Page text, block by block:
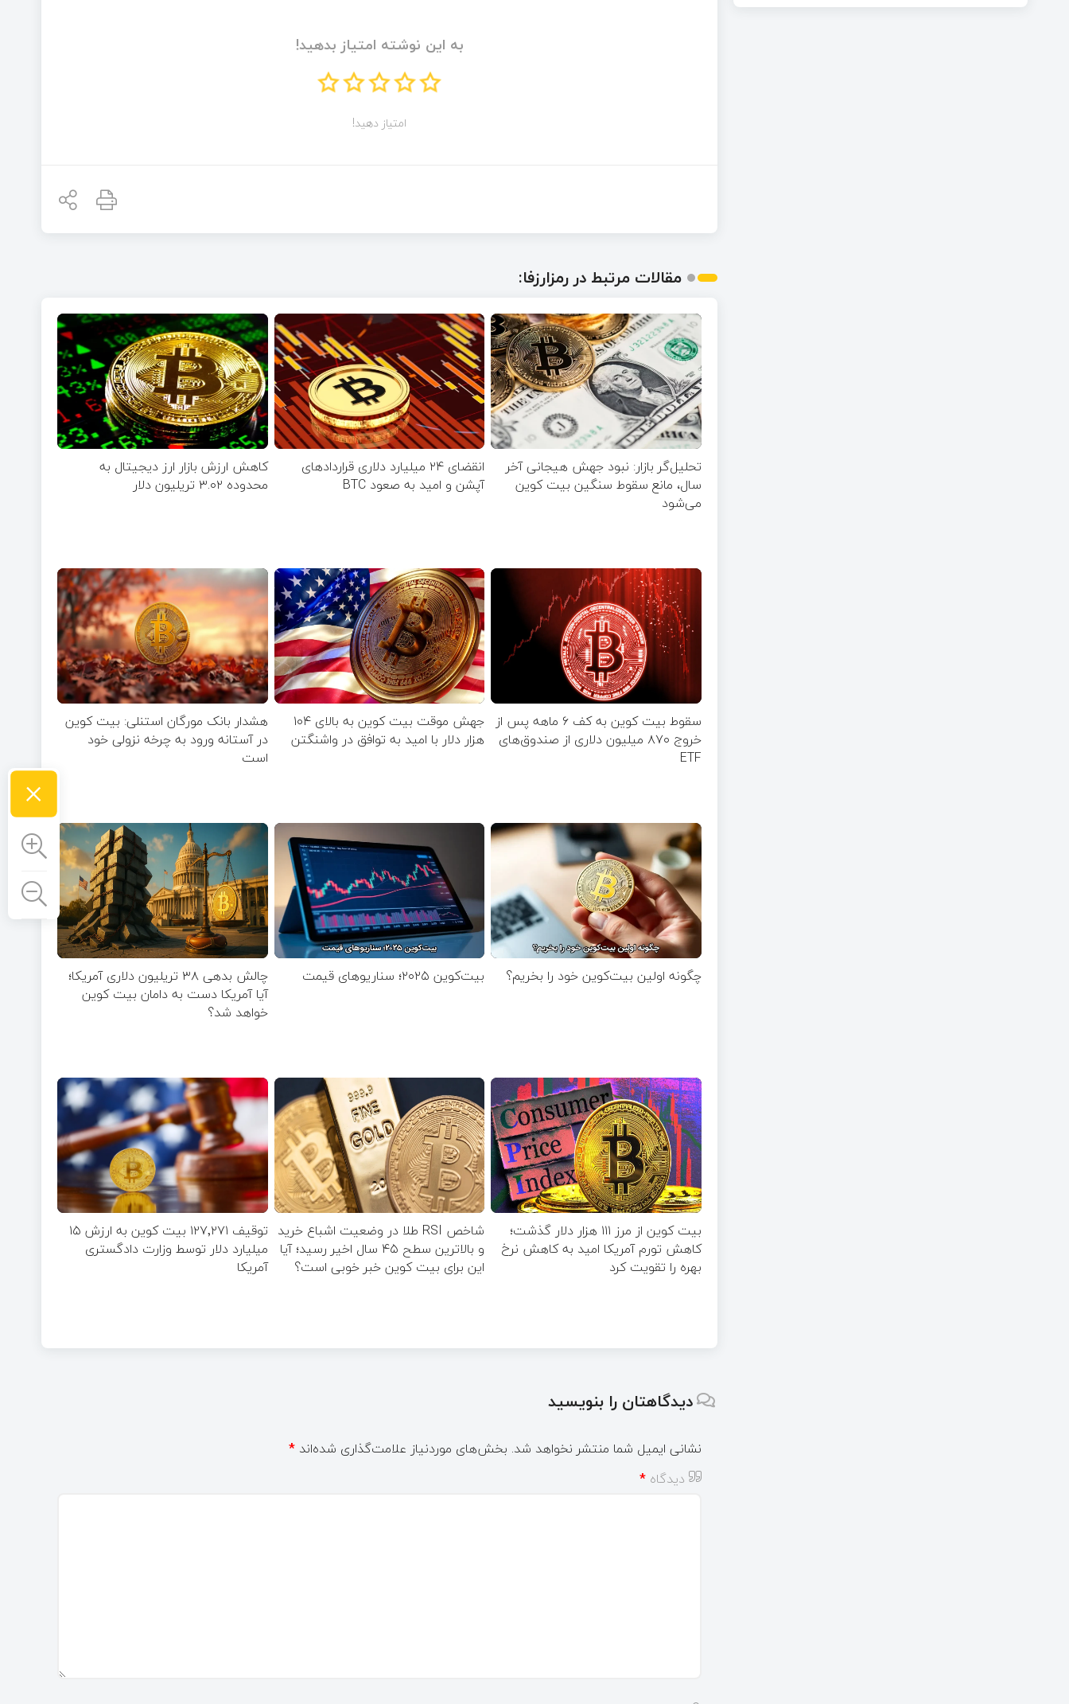
به این نوشته امتیاز بدهید!
امتیاز دهید!
مقالات مرتبط در رمزارزفا:
تحلیل‌گر بازار: نبود جهش هیجانی آخر
سال، مانع سقوط سنگین بیت کوین
می‌شود
انقضای ۲۴ میلیارد دلاری قرارداد‌های
آپشن‌ و امید به صعود BTC
کاهش ارزش بازار ارز دیجیتال به
محدوده ۳.۰۲ تریلیون دلار
سقوط بیت کوین به کف ۶‌ ماهه پس از
خروج ۸۷۰ میلیون دلاری از صندوق‌های
ETF
جهش موقت بیت‌ کوین به بالای ۱۰۴
هزار دلار با امید به توافق در واشنگتن
هشدار بانک مورگان استنلی: بیت کوین
در آستانه ورود به چرخه نزولی خود
است
چگونه اولین بیت‌کوین خود را بخریم؟ بیت‌کوین ۲۰۲۵؛ سناریوهای قیمت
چالش بدهی ۳۸ تریلیون دلاری آمریکا؛
آیا آمریکا دست به دامان بیت کوین
خواهد شد؟
بیت کوین از مرز ۱۱۱ هزار دلار گذشت؛
کاهش تورم آمریکا امید به کاهش نرخ
بهره را تقویت کرد
شاخص RSI طلا در وضعیت اشباع خرید
و بالاترین سطح ۴۵ سال اخیر رسید؛ آیا
این برای بیت کوین خبر خوبی است؟
توقیف ۱۲۷٬۲۷۱ بیت‌ کوین به ارزش ۱۵
میلیارد دلار توسط وزارت دادگستری
آمریکا
دیدگاهتان را بنویسید
نشانی ایمیل شما منتشر نخواهد شد. بخش‌های موردنیاز علامت‌گذاری شده‌اند *
دیدگاه *
×